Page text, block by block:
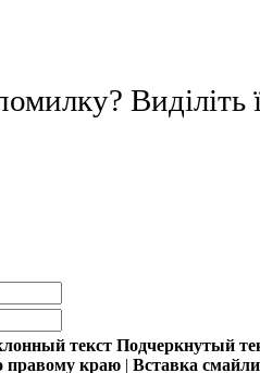
Виділіть
текст Подчеркнутый
правому краю | Вставка